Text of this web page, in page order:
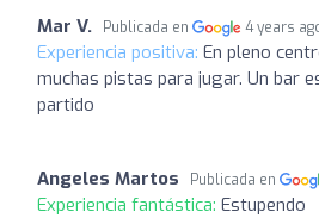
Mar V. Publicada en 4 years
Experiencia positiva: En pleno
muchas pistas para jugar. Un bar
partido
Angeles Martos Publicada en
Experiencia fantástica: Estupendo